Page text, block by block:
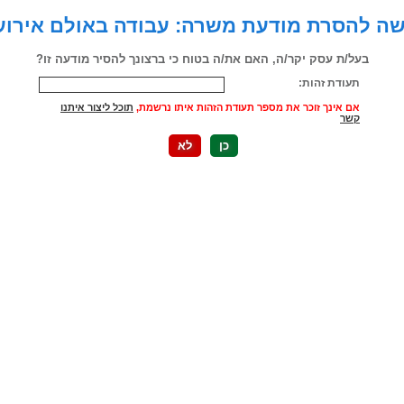
להסרת מודעת משרה: עבודה באולם
בעל/ת עסק יקר/ה, האם את/ה בטוח כי ברצונך להסיר מודעה זו?
תעודת זהות:
אם אינך זוכר את מספר תעודת הזהות איתו נרשמת, תוכל ליצור איתנו
קשר
כן לא